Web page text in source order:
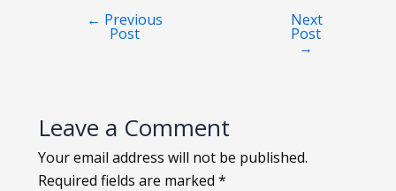
← Previous
Post
Next
Post
→
Leave a Comment
Your email address will not be published.
Required fields are marked *